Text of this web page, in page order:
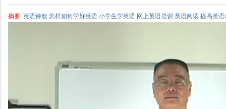
摘要: 英语诗歌 怎样如何学好英语 小学生学英语 网上英语培训 英语阅读 提高英